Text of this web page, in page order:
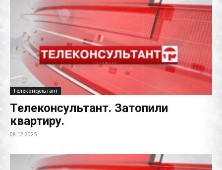
Телеконсультант
Телеконсультант. Затопили
квартиру.
08.12.2025